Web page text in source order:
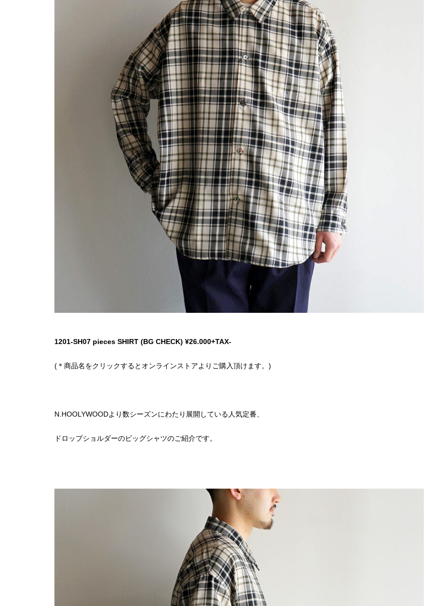
1201-SH07 pieces SHIRT (BG CHECK) ¥26.000+TAX-
(＊商品名をクリックするとオンラインストアよりご購入頂けます。)
N.HOOLYWOODより数シーズンにわたり展開している人気定番、
ドロップショルダーのビッグシャツのご紹介です。